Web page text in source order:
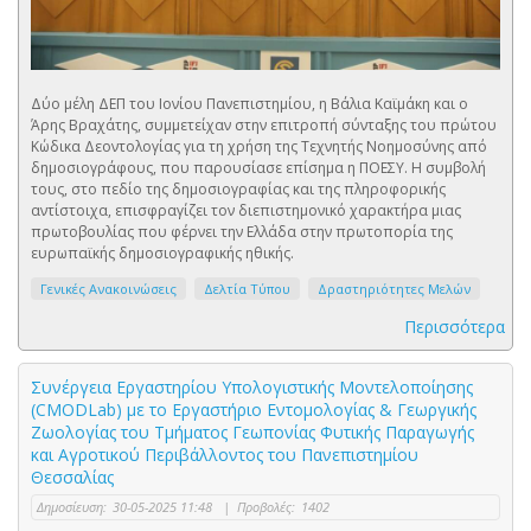
Δύο μέλη ΔΕΠ του Ιονίου Πανεπιστημίου, η Βάλια Καϊμάκη και ο
Άρης Βραχάτης, συμμετείχαν στην επιτροπή σύνταξης του πρώτου
Κώδικα Δεοντολογίας για τη χρήση της Τεχνητής Νοημοσύνης από
δημοσιογράφους, που παρουσίασε επίσημα η ΠΟΕΣΥ. Η συμβολή
τους, στο πεδίο της δημοσιογραφίας και της πληροφορικής
αντίστοιχα, επισφραγίζει τον διεπιστημονικό χαρακτήρα μιας
πρωτοβουλίας που φέρνει την Ελλάδα στην πρωτοπορία της
ευρωπαϊκής δημοσιογραφικής ηθικής.
Γενικές Ανακοινώσεις Δελτία Τύπου Δραστηριότητες Μελών
Περισσότερα
Συνέργεια Εργαστηρίου Υπολογιστικής Μοντελοποίησης
(CMODLab) με το Εργαστήριο Εντομολογίας & Γεωργικής
Ζωολογίας του Τμήματος Γεωπονίας Φυτικής Παραγωγής
και Αγροτικού Περιβάλλοντος του Πανεπιστημίου
Θεσσαλίας
Δημοσίευση: 30-05-2025 11:48 | Προβολές: 1402